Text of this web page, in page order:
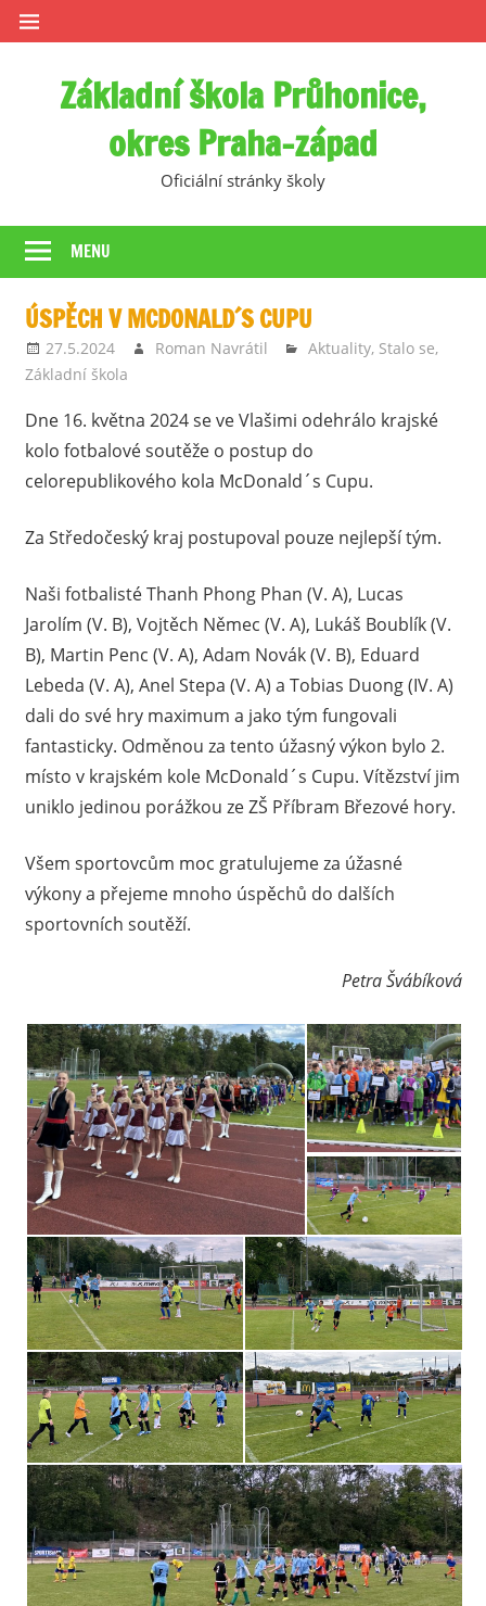
Skip
to
Základní škola Průhonice,
okres Praha-západ
Oficiální stránky školy
MENU
ÚSPĚCH V MCDONALD´S CUPU
27.5.2024 Roman Navrátil Aktuality, Stalo se,
Základní škola
Dne 16. května 2024 se ve Vlašimi odehrálo krajské
kolo fotbalové soutěže o postup do
celorepublikového kola McDonald´s Cupu.
Za Středočeský kraj postupoval pouze nejlepší tým.
Naši fotbalisté Thanh Phong Phan (V. A), Lucas
Jarolím (V. B), Vojtěch Němec (V. A), Lukáš Boublík (V.
B), Martin Penc (V. A), Adam Novák (V. B), Eduard
Lebeda (V. A), Anel Stepa (V. A) a Tobias Duong (IV. A)
dali do své hry maximum a jako tým fungovali
fantasticky. Odměnou za tento úžasný výkon bylo 2.
místo v krajském kole McDonald´s Cupu. Vítězství jim
uniklo jedinou porážkou ze ZŠ Příbram Březové hory.
Všem sportovcům moc gratulujeme za úžasné
výkony a přejeme mnoho úspěchů do dalších
sportovních soutěží.
Petra Švábíková